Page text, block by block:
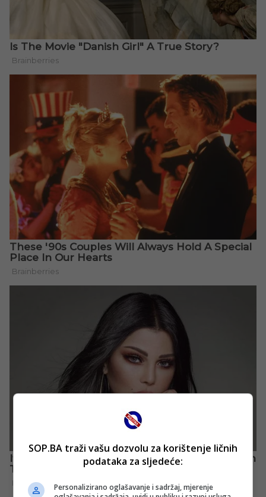
SOP.BA traži vašu dozvolu za korištenje ličnih
podataka za sljedeće:
Personalizirano oglašavanje i sadržaj, mjerenje